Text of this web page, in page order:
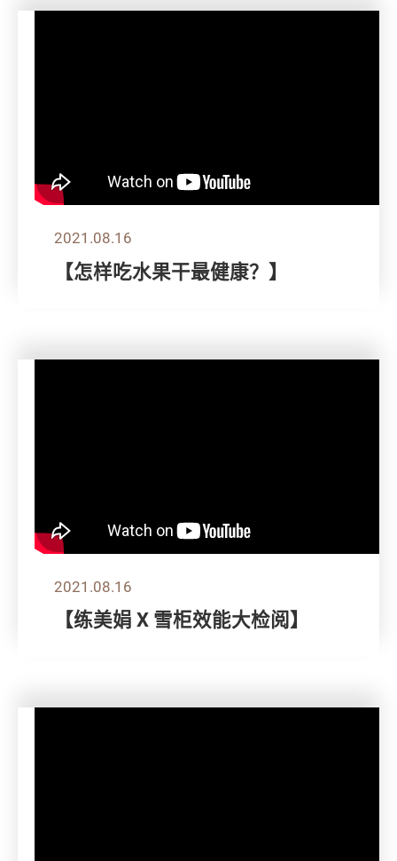
2021.08.16
【怎样吃水果干最健康？】
2021.08.16
【练美娟 X 雪柜效能大检阅】